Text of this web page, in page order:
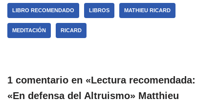
LIBRO RECOMENDADO LIBROS MATHIEU RICARD
MEDITACIÓN RICARD
1 comentario en «Lectura recomendada:
«En defensa del Altruismo» Matthieu